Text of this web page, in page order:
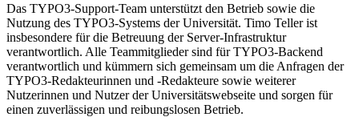
Das TYPO3-Support-Team unterstützt den Betrieb sowie die
Nutzung des TYPO3-Systems der Universität. Timo Teller ist
insbesondere für die Betreuung der Server-Infrastruktur
verantwortlich. Alle Teammitglieder sind für TYPO3-Backend
verantwortlich und kümmern sich gemeinsam um die Anfragen der
TYPO3-Redakteurinnen und -Redakteure sowie weiterer
Nutzerinnen und Nutzer der Universitätswebseite und sorgen für
einen zuverlässigen und reibungslosen Betrieb.